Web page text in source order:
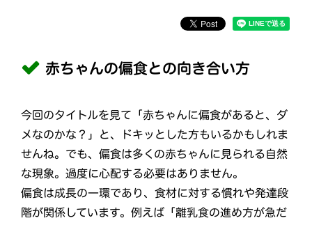
赤ちゃんの偏食との向き合い方
今回のタイトルを見て「赤ちゃんに偏食があると、ダ
メなのかな？」と、ドキッとした方もいるかもしれま
せんね。でも、偏食は多くの赤ちゃんに見られる自然
な現象。過度に心配する必要はありません。
偏食は成長の一環であり、食材に対する慣れや発達段
階が関係しています。例えば「離乳食の進め方が急だ